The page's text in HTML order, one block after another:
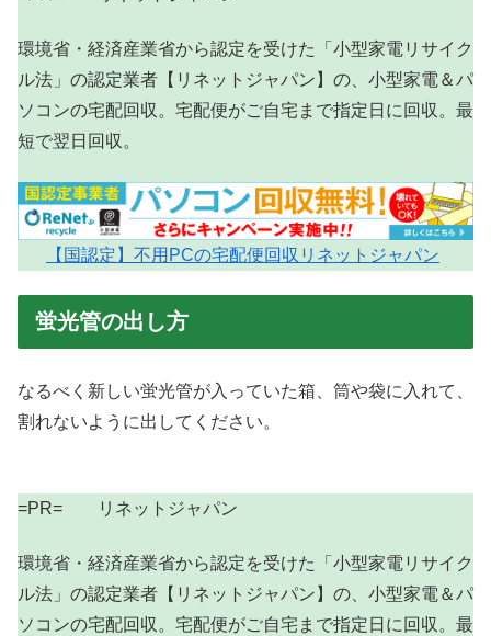
環境省・経済産業省から認定を受けた「小型家電リサイク
ル法」の認定業者【リネットジャパン】の、小型家電＆パ
ソコンの宅配回収。宅配便がご自宅まで指定日に回収。最
短で翌日回収。
【国認定】不用PCの宅配便回収リネットジャパン
蛍光管の出し方
なるべく新しい蛍光管が入っていた箱、筒や袋に入れて、
割れないように出してください。
=PR= リネットジャパン
環境省・経済産業省から認定を受けた「小型家電リサイク
ル法」の認定業者【リネットジャパン】の、小型家電＆パ
ソコンの宅配回収。宅配便がご自宅まで指定日に回収。最